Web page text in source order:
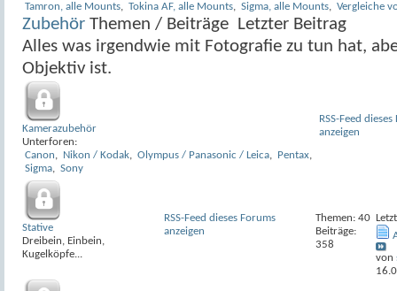
Tamron, alle Mounts, Tokina AF, alle Mounts, Sigma, alle Mounts, Vergleiche
Zubehör Themen / Beiträge
Letzter Beitrag
Alles was irgendwie mit Fotografie zu tun hat,
Objektiv ist.
Kamerazubehör
Unterforen:
Canon, Nikon / Kodak, Olympus / Panasonic / Leica, Pentax,
Sigma, Sony
RSS-Feed
anzeigen
Stative
Dreibein, Einbein,
Kugelköpfe...
RSS-Feed dieses Forums
anzeigen
Themen: 40
Beiträge:
358
von